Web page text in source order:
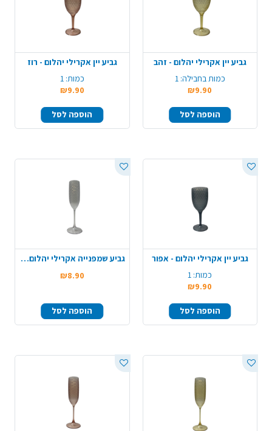
גביע יין אקרילי יהלום - זהב
כמות בחבילה: 1
₪9.90
הוספה לסל
גביע יין אקרילי יהלום - רוז
כמות: 1
₪9.90
הוספה לסל
גביע יין אקרילי יהלום - אפור
כמות: 1
₪9.90
הוספה לסל
גביע שמפנייה אקרילי יהלום - שקוף
₪8.90
הוספה לסל